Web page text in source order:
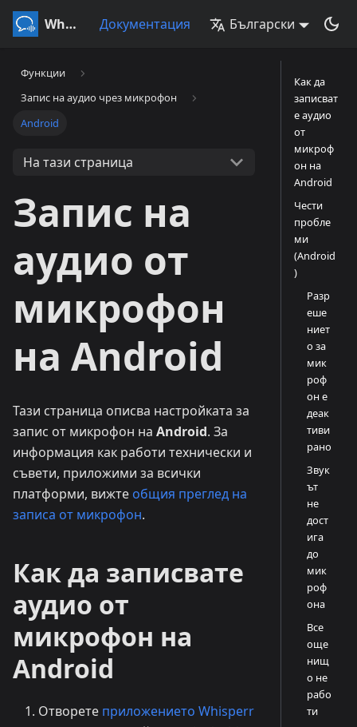
Whisperr Документация Български
Функции
Запис на аудио чрез микрофон
Android
На тази страница
Запис на
аудио от
микрофон
на Android
Тази страница описва настройката за
запис от микрофон на Android. За
информация как работи технически и
съвети, приложими за всички
платформи, вижте общия преглед на
записа от микрофон.
Как да записвате
аудио от
микрофон на
Android
Отворете приложението Whisperr
Как да
записват
е аудио
от
микроф
он на
Android
Чести
пробле
ми
(Android
)
Разр
еше
ниет
о за
мик
роф
он е
деак
тиви
рано
Звук
ът
не
дост
ига
до
мик
роф
она
Все
още
нищ
о не
рабо
ти